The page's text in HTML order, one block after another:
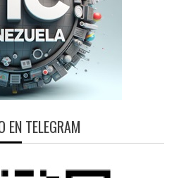
EN TELEGRAM